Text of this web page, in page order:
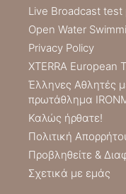
Live Broadcast test
Open Water
Privacy Policy
XTERRA European
Έλληνες Αθλητές
πρωτάθλημα
Καλώς ήρθατε!
Πολιτική
Προβληθείτε &
Σχετικά με εμάς